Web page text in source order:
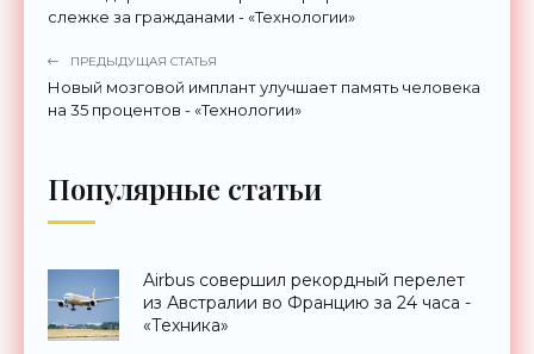
слежке за гражданами - «Технологии»
ПРЕДЫДУЩАЯ СТАТЬЯ
Новый мозговой имплант улучшает память человека
на 35 процентов - «Технологии»
Популярные статьи
Airbus совершил рекордный перелет
из Австралии во Францию за 24 часа -
«Техника»